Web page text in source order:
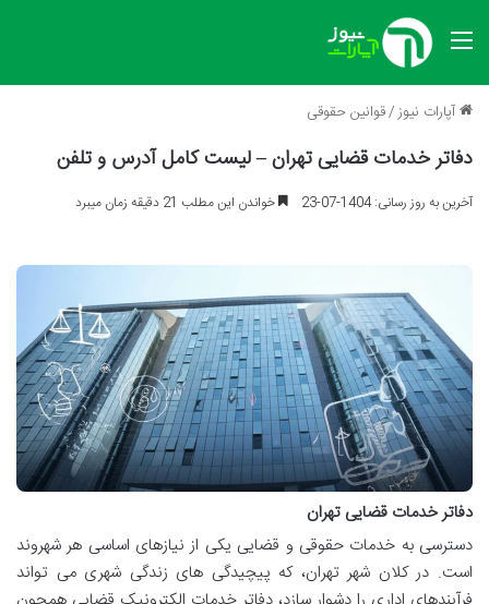
منو
آپارات نیوز/قوانین حقوقی
دفاتر خدمات قضایی تهران – لیست کامل آدرس و تلفن
آخرین به روز رسانی: 1404-07-23 خواندن این مطلب 21 دقیقه زمان میبرد
دفاتر خدمات قضایی تهران
دسترسی به خدمات حقوقی و قضایی یکی از نیازهای اساسی هر شهروند
است. در کلان شهر تهران، که پیچیدگی های زندگی شهری می تواند